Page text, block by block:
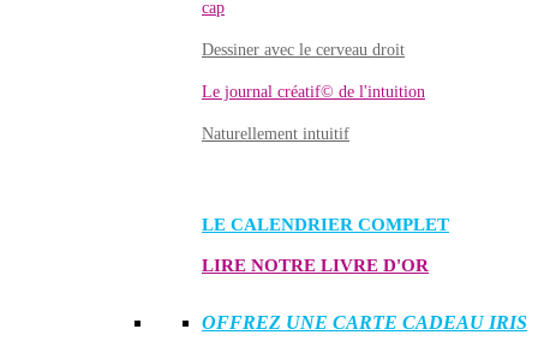
cap
Dessiner avec le cerveau droit
Le journal créatif© de l'intuition
Naturellement intuitif
LE CALENDRIER COMPLET
LIRE NOTRE LIVRE D'OR
OFFREZ UNE CARTE CADEAU IRIS